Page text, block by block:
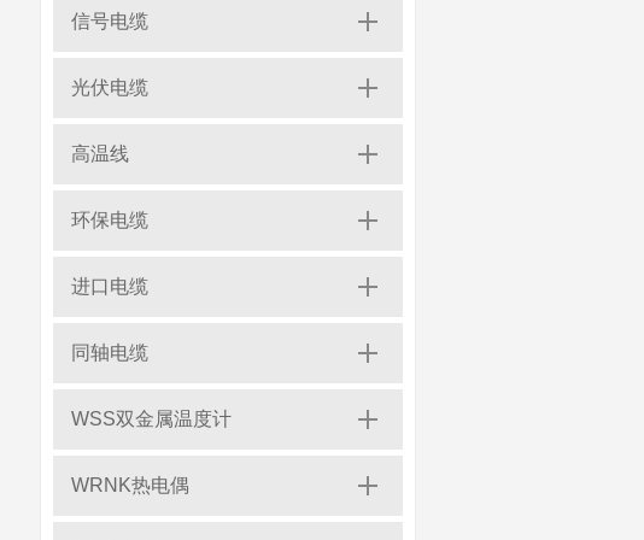
信号电缆
光伏电缆
高温线
环保电缆
进口电缆
同轴电缆
WSS双金属温度计
WRNK热电偶